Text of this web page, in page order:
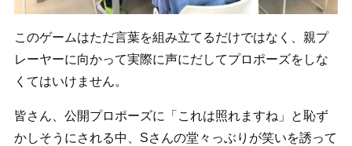
このゲームはただ言葉を組み立てるだけではなく、親プ
レーヤーに向かって実際に声にだしてプロポーズをしな
くてはいけません。
皆さん、公開プロポーズに「これは照れますね」と恥ず
かしそうにされる中、Sさんの堂々っぶりが笑いを誘って